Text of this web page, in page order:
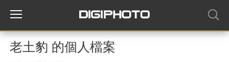
老土豹 的個人檔案